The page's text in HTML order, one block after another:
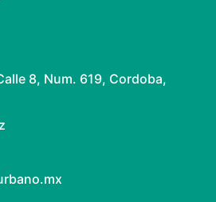
8, Num. 619, Cordoba,